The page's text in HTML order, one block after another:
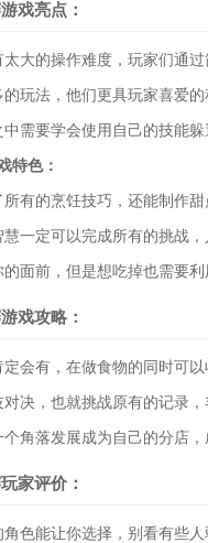
戏亮点：
大的操作难度，玩家们通过
玩法，他们更具玩家喜爱的
需要学会使用自己的技能躲
特色：
有的烹饪技巧，还能制作甜
一定可以完成所有的挑战，
面前，但是想吃掉也需要
戏攻略：
会有，在做食物的同时可以
决，也就挑战原有的记录，
角落发展成为自己的分店，
家评价：
角色能让你选择，别看有些